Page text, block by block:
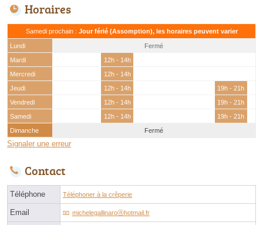
Horaires
Samedi prochain : Jour férié (Assomption), les horaires peuvent varier
Lundi
Fermé
Mardi
12h - 14h
Mercredi
12h - 14h
Jeudi
12h - 14h
19h - 21h
Vendredi
12h - 14h
19h - 21h
Samedi
12h - 14h
19h - 21h
Dimanche
Fermé
Signaler une erreur
Contact
Téléphone Téléphoner à la crêperie
Email michelegallinaroⓐhotmail.fr